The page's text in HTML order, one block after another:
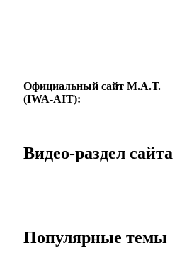
Официальный сайт М.А.Т.
(IWA-AIT):
Видео-раздел сайта
Популярные темы